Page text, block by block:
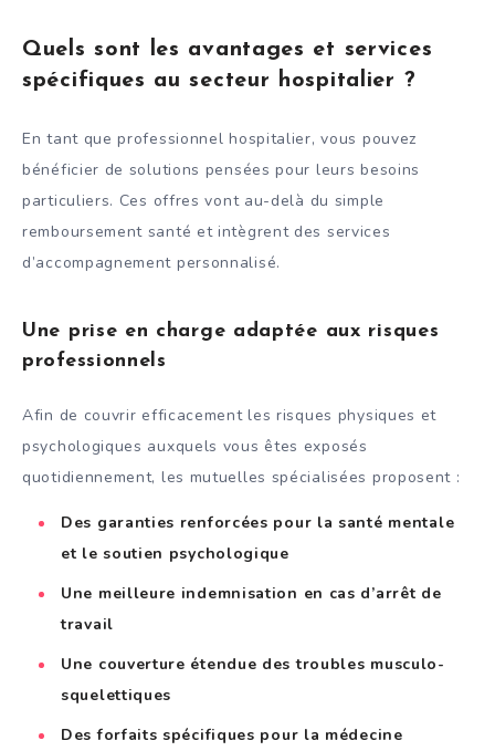
Quels sont les avantages et services
spécifiques au secteur hospitalier ?
En tant que professionnel hospitalier, vous pouvez
bénéficier de solutions pensées pour leurs besoins
particuliers. Ces offres vont au-delà du simple
remboursement santé et intègrent des services
d’accompagnement personnalisé.
Une prise en charge adaptée aux risques
professionnels
Afin de couvrir efficacement les risques physiques et
psychologiques auxquels vous êtes exposés
quotidiennement, les mutuelles spécialisées proposent :
Des garanties renforcées pour la santé mentale
et le soutien psychologique
Une meilleure indemnisation en cas d’arrêt de
travail
Une couverture étendue des troubles musculo-
squelettiques
Des forfaits spécifiques pour la médecine